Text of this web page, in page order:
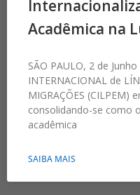
Acadêmica na
SÃO PAULO, 2 de
INTERNACIONAL de
MIGRAÇÕES (CILPEM)
consolidando-se como
acadêmica
SAIBA MAIS